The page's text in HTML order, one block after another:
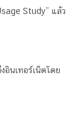
Study” แล้ว
อินเทอร์เน็ตโดย